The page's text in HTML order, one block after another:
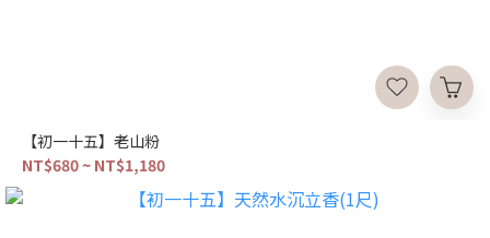
【初一十五】老山粉
NT$680 ~ NT$1,180